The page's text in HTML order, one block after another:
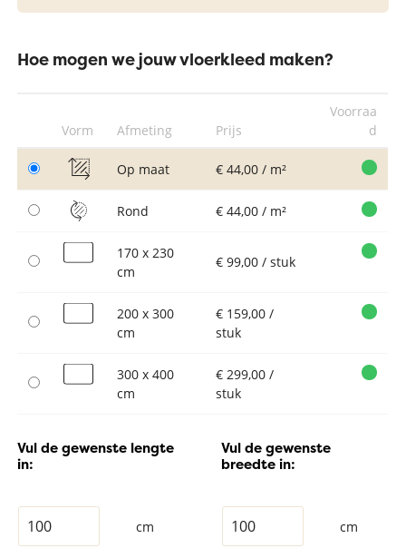
Hoe mogen we jouw vloerkleed maken?
Vorm Afmeting Prijs
Voorraa
d
Op maat € 44,00 / m²
Rond € 44,00 / m²
170 x 230
cm
€ 99,00 / stuk
200 x 300
cm
€ 159,00 /
stuk
300 x 400
cm
€ 299,00 /
stuk
Vul de gewenste lengte
in:
cm
Vul de gewenste
breedte in:
cm